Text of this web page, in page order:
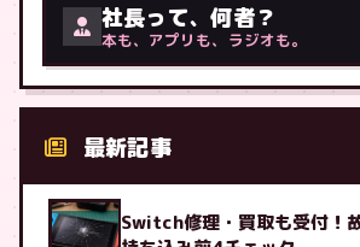
社長って、何者？
本も、アプリも、ラジオも。
最新記事
Switch修理・買取も受付！